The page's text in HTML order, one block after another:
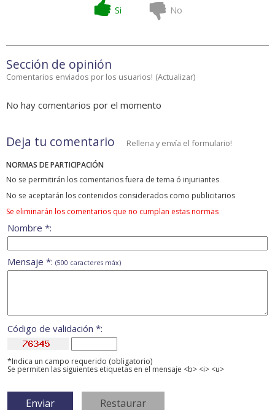
Si No
Sección de opinión
Comentarios enviados por los usuarios! (Actualizar)
No hay comentarios por el momento
Deja tu comentario Rellena y envía el formulario!
NORMAS DE PARTICIPACIÓN
No se permitirán los comentarios fuera de tema ó injuriantes
No se aceptarán los contenidos considerados como publicitarios
Se eliminarán los comentarios que no cumplan estas normas
Nombre *:
Mensaje *: (500 caracteres máx)
Código de validación *:
*Indica un campo requerido (obligatorio)
Se permiten las siguientes etiquetas en el mensaje <b> <i> <u>